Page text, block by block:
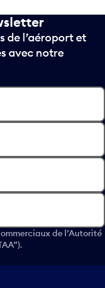
de l’aéroport et
avec notre
de l’Autorité